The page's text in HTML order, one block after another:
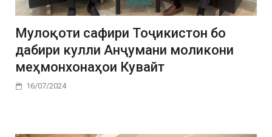
Мулоқоти сафири Тоҷикистон бо
дабири кулли Анҷумани моликони
меҳмонхонаҳои Кувайт
16/07/2024